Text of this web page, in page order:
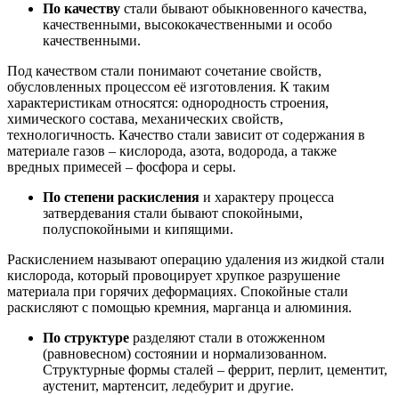
По качеству стали бывают обыкновенного качества,
качественными, высококачественными и особо
качественными.
Под качеством стали понимают сочетание свойств,
обусловленных процессом её изготовления. К таким
характеристикам относятся: однородность строения,
химического состава, механических свойств,
технологичность. Качество стали зависит от содержания в
материале газов – кислорода, азота, водорода, а также
вредных примесей – фосфора и серы.
По степени раскисления и характеру процесса
затвердевания стали бывают спокойными,
полуспокойными и кипящими.
Раскислением называют операцию удаления из жидкой стали
кислорода, который провоцирует хрупкое разрушение
материала при горячих деформациях. Спокойные стали
раскисляют с помощью кремния, марганца и алюминия.
По структуре разделяют стали в отожженном
(равновесном) состоянии и нормализованном.
Структурные формы сталей – феррит, перлит, цементит,
аустенит, мартенсит, ледебурит и другие.